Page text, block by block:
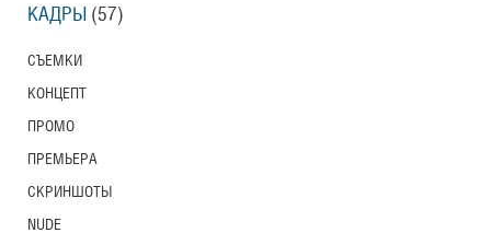
КАДРЫ (57)
СЪЕМКИ
КОНЦЕПТ
ПРОМО
ПРЕМЬЕРА
СКРИНШОТЫ
NUDE